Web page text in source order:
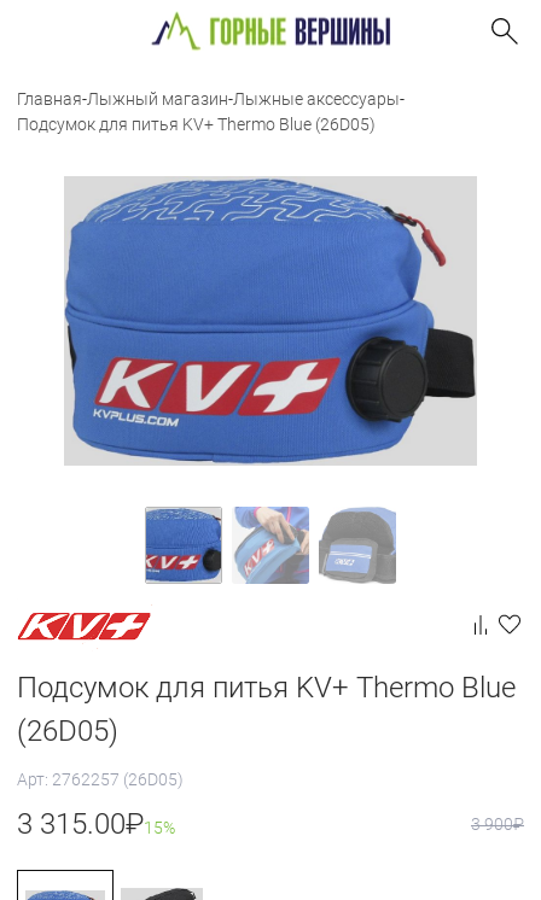
Главная-Лыжный магазин-Лыжные аксессуары-
Подсумок для питья KV+ Thermo Blue (26D05)
Подсумок для питья KV+ Thermo Blue
(26D05)
Арт: 2762257 (26D05)
3 315.00₽15% 3 900₽